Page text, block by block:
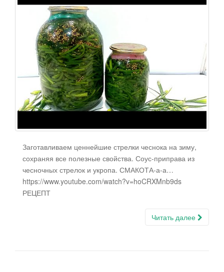
Заготавливаем ценнейшие стрелки чеснока на зиму,
сохраняя все полезные свойства. Соус-приправа из
чесночных стрелок и укропа. СМАКОТА-а-а…
https://www.youtube.com/watch?v=hoCRXMnb9ds
РЕЦЕПТ
Читать далее